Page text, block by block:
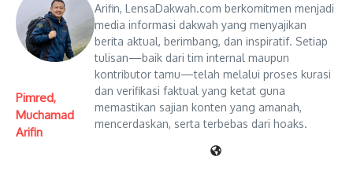
Pimred,
Muchamad
Arifin
Arifin, LensaDakwah.com berkomitmen menjadi
media informasi dakwah yang menyajikan
berita aktual, berimbang, dan inspiratif. Setiap
tulisan—baik dari tim internal maupun
kontributor tamu—telah melalui proses kurasi
dan verifikasi faktual yang ketat guna
memastikan sajian konten yang amanah,
mencerdaskan, serta terbebas dari hoaks.